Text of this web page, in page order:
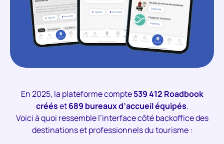
En 2025, la plateforme compte539 412 Roadbook
crééset689 bureaux d’accueil équipés.
Voici à quoi ressemble l’interface côté backoffice des
destinations et professionnels du tourisme :